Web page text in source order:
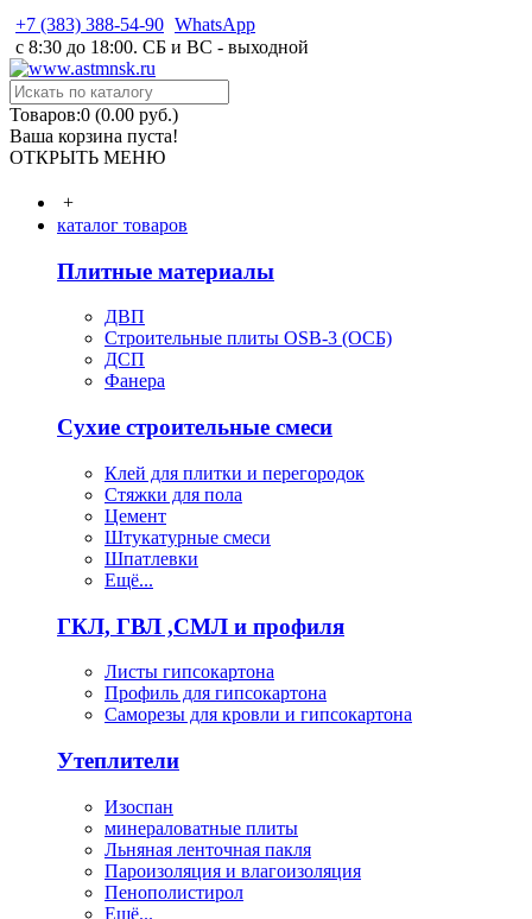
+7 (383) 388-54-90 WhatsApp
с 8:30 до 18:00. СБ и ВС - выходной
Товаров:0 (0.00 руб.)
Ваша корзина пуста!
ОТКРЫТЬ МЕНЮ
+
каталог товаров
Плитные материалы
ДВП
Строительные плиты OSB-3 (ОСБ)
ДСП
Фанера
Сухие строительные смеси
Клей для плитки и перегородок
Стяжки для пола
Цемент
Штукатурные смеси
Шпатлевки
Ещё...
ГКЛ, ГВЛ ,СМЛ и профиля
Листы гипсокартона
Профиль для гипсокартона
Саморезы для кровли и гипсокартона
Утеплители
Изоспан
минераловатные плиты
Льняная ленточная пакля
Пароизоляция и влагоизоляция
Пенополистирол
Ещё...